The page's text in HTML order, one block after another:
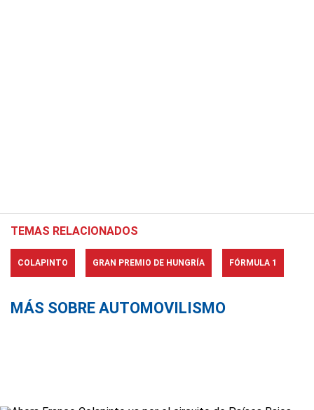
TEMAS RELACIONADOS
COLAPINTO GRAN PREMIO DE HUNGRÍA FÓRMULA 1
MÁS SOBRE AUTOMOVILISMO